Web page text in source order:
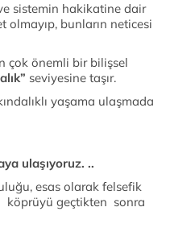
sistemin hakikatine dair
bunların neticesi
çok önemli bir bilişsel
seviyesine taşır.
yaşama ulaşmada
ulaşıyoruz. ..
esas olarak felsefik
köprüyü geçtikten sonra